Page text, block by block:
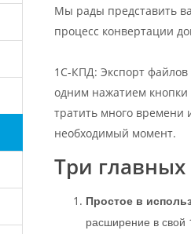
Мы рады представить
процесс конвертации
1С-КПД: Экспорт файлов
одним нажатием
тратить много времени
необходимый момент.
Три
Простое в
расширение в свой